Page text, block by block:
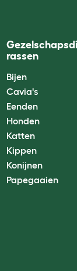
rassen
Bijen
Cavia's
Eenden
Honden
Katten
Kippen
Konijnen
Papegaaien